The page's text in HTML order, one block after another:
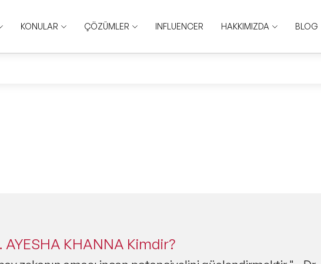
KONULAR ÇÖZÜMLER INFLUENCER HAKKIMIZDA BLOG
AYESHA KHANNA Kimdir?